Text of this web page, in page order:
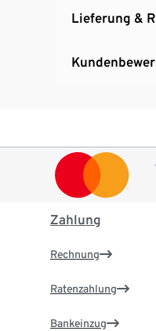
Lieferung &
Zahlung
Rechnung
Ratenzahlung
Bankeinzug